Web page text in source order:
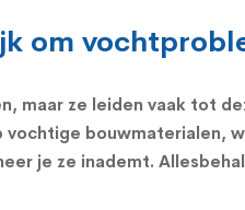
om
maar ze leiden vaak tot
bouwmaterialen,
je ze inademt.